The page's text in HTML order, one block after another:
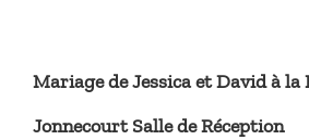
Mariage de Jessica et David à la
Jonnecourt Salle de Réception